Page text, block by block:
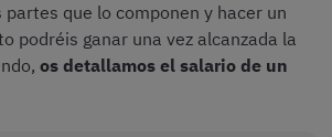
partes que lo componen y hacer un
podréis ganar una vez alcanzada la
os detallamos el salario de un